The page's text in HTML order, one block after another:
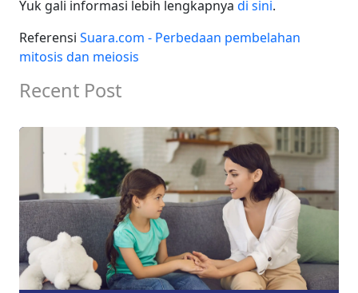
Yuk gali informasi lebih lengkapnya di sini.
Referensi Suara.com - Perbedaan pembelahan
mitosis dan meiosis
Recent Post